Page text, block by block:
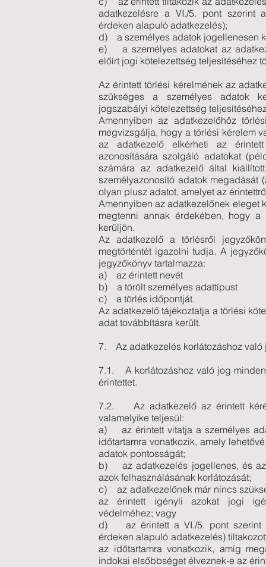
adatkezelésre a VI./5. pont szerint
érdeken alapuló adatkezelés);
d) a személyes adatok jogellenesen
e) a személyes adatokat az
előírt jogi kötelezettség teljesítéséhez
Az érintett törlési kérelmének az
szükséges a személyes adatok
jogszabályi kötelezettség
Amennyiben az adatkezelőhöz
megvizsgálja, hogy a törlési kérelem
az adatkezelő elkérheti az
azonosítására szolgáló adatokat
számára az adatkezelő által
személyazonosító adatok megadását
olyan plusz adatot, amelyet az
Amennyiben az adatkezelőnek eleget
megtenni annak érdekében, hogy
kerüljön.
Az adatkezelő a törlésről
megtörténtét igazolni tudja. A
jegyzőkönyv tartalmazza:
a) az érintett nevét
b) a törölt személyes adattípust
c) a törlés időpontját.
Az adatkezelő tájékoztatja a törlési
adat továbbításra került.
7. Az adatkezelés korlátozáshoz való
7.1. A korlátozáshoz való jog
érintettet.
7.2. Az adatkezelő az érintett
valamelyike teljesül:
a) az érintett vitatja a személyes
időtartamra vonatkozik, amely
adatok pontosságát;
b) az adatkezelés jogellenes, és az
azok felhasználásának korlátozását;
c) az adatkezelőnek már nincs
az érintett igényli azokat jogi
védelméhez; vagy
d) az érintett a VI./5. pont szerint
érdeken alapuló adatkezelés)
az időtartamra vonatkozik, amíg
indokai elsőbbséget élveznek-e az